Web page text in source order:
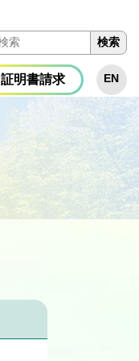
検索
証明書請求 EN